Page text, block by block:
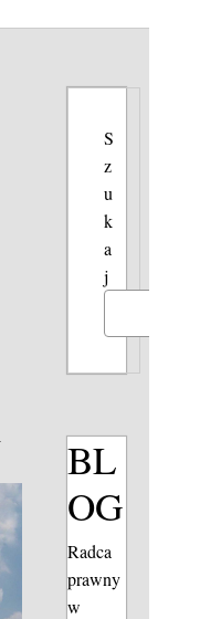
S
z
u
k
a
j
BL
OG
Radca
prawny
w